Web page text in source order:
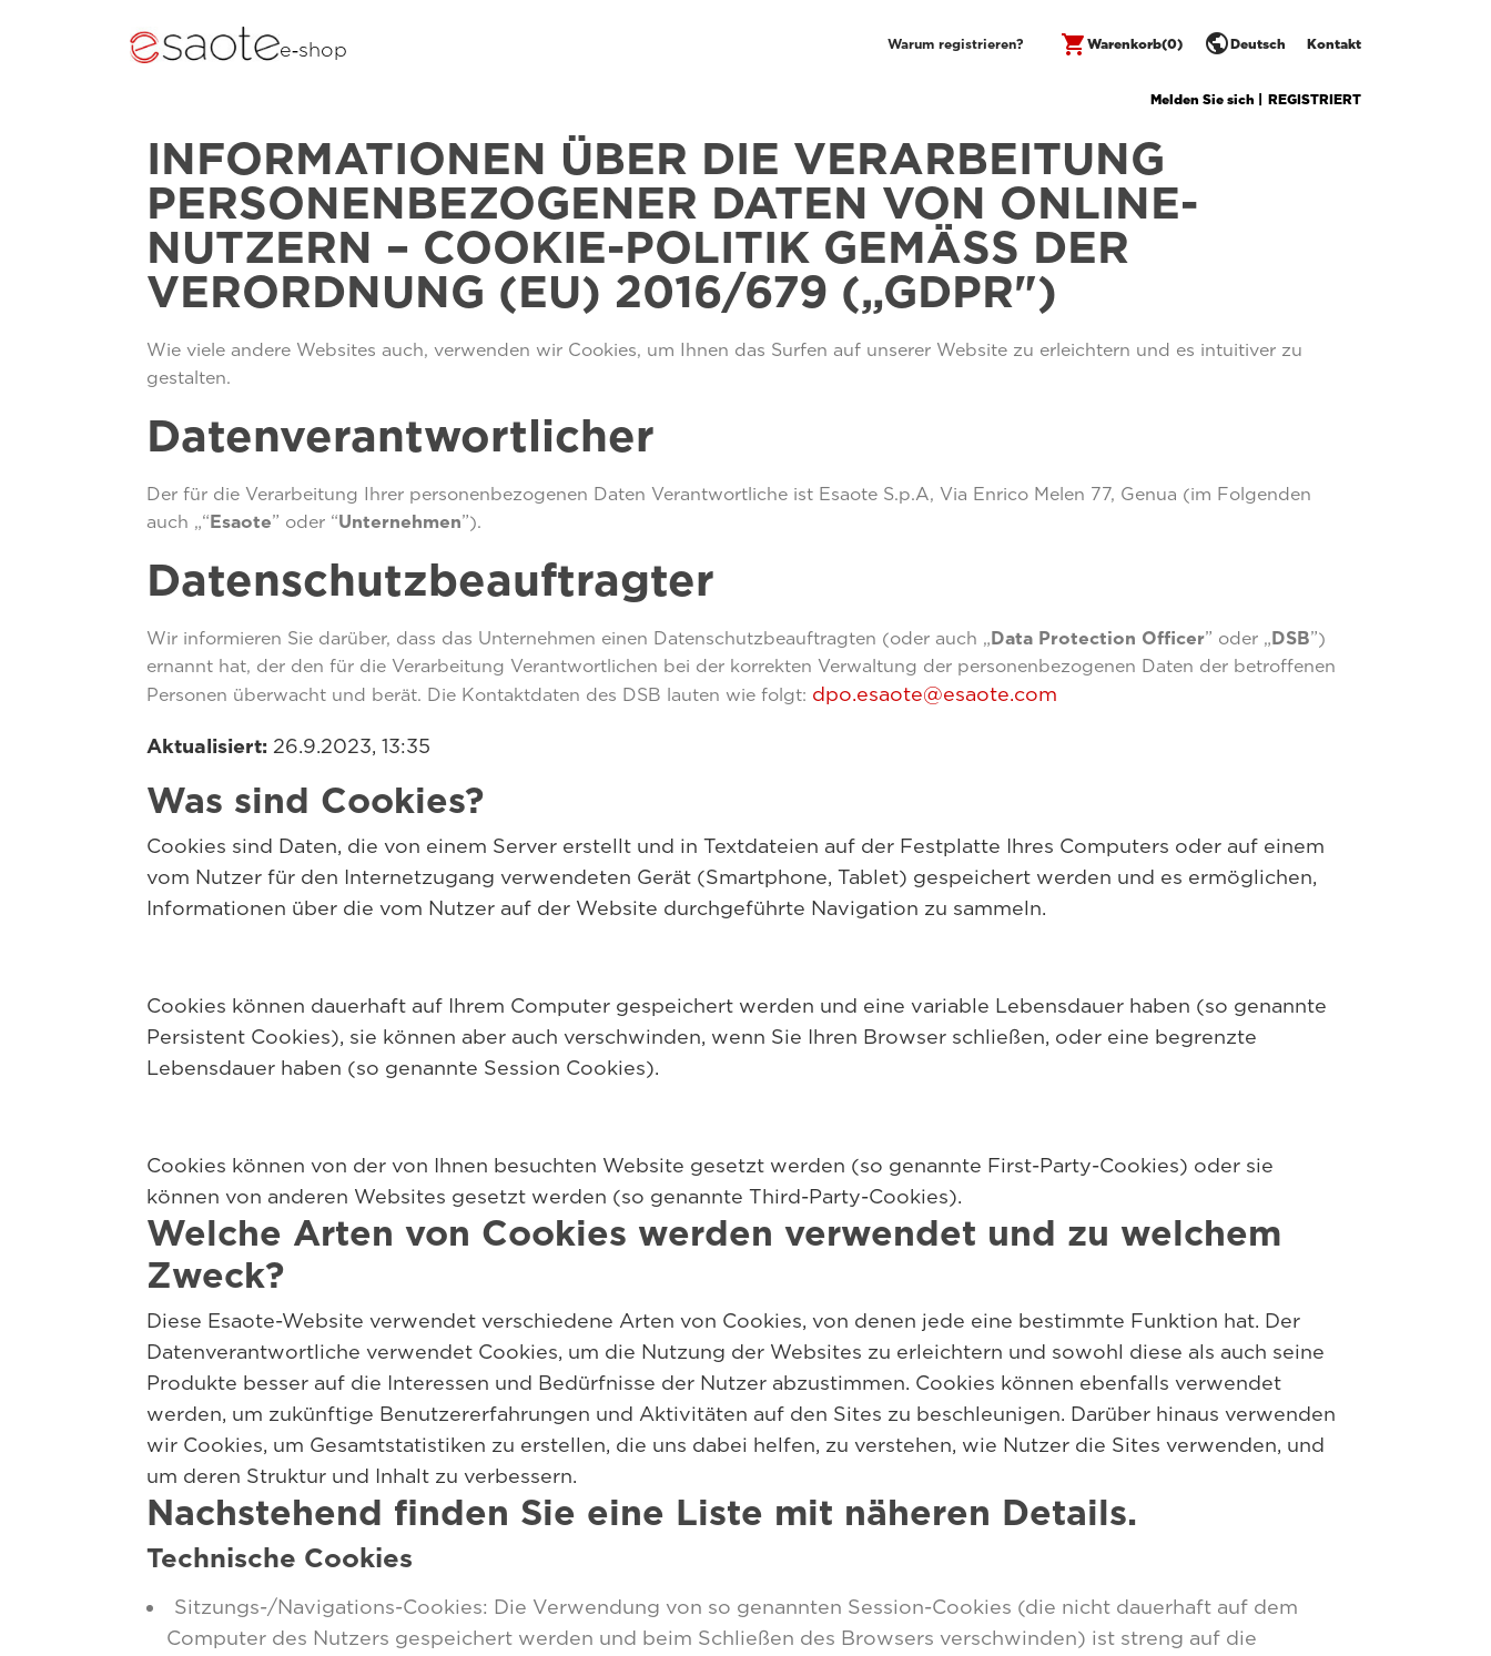
e‑shop Warum registrieren? Kontakt
publicDeutsch
shopping_cart Warenkorb(0)
Melden Sie sich | REGISTRIERT
INFORMATIONEN ÜBER DIE VERARBEITUNG
PERSONENBEZOGENER DATEN VON ONLINE-
NUTZERN – COOKIE-POLITIK GEMÄSS DER
VERORDNUNG (EU) 2016/679 („GDPR")
Wie viele andere Websites auch, verwenden wir Cookies, um Ihnen das Surfen auf unserer Website zu erleichtern und es intuitiver zu
gestalten.
Datenverantwortlicher
Der für die Verarbeitung Ihrer personenbezogenen Daten Verantwortliche ist Esaote S.p.A, Via Enrico Melen 77, Genua (im Folgenden
auch „“ Esaote” oder “Unternehmen”).
Datenschutzbeauftragter
Wir informieren Sie darüber, dass das Unternehmen einen Datenschutzbeauftragten (oder auch „ Data Protection Officer” oder „ DSB”)
ernannt hat, der den für die Verarbeitung Verantwortlichen bei der korrekten Verwaltung der personenbezogenen Daten der betroffenen
Personen überwacht und berät. Die Kontaktdaten des DSB lauten wie folgt: dpo.esaote@esaote.com
Aktualisiert: 26.9.2023, 13:35
Was sind Cookies?
Cookies sind Daten, die von einem Server erstellt und in Textdateien auf der Festplatte Ihres Computers oder auf einem
vom Nutzer für den Internetzugang verwendeten Gerät (Smartphone, Tablet) gespeichert werden und es ermöglichen,
Informationen über die vom Nutzer auf der Website durchgeführte Navigation zu sammeln.
Cookies können dauerhaft auf Ihrem Computer gespeichert werden und eine variable Lebensdauer haben (so genannte
Persistent Cookies), sie können aber auch verschwinden, wenn Sie Ihren Browser schließen, oder eine begrenzte
Lebensdauer haben (so genannte Session Cookies).
Cookies können von der von Ihnen besuchten Website gesetzt werden (so genannte First-Party-Cookies) oder sie
können von anderen Websites gesetzt werden (so genannte Third-Party-Cookies).
Welche Arten von Cookies werden verwendet und zu welchem
Zweck?
Diese Esaote-Website verwendet verschiedene Arten von Cookies, von denen jede eine bestimmte Funktion hat. Der
Datenverantwortliche verwendet Cookies, um die Nutzung der Websites zu erleichtern und sowohl diese als auch seine
Produkte besser auf die Interessen und Bedürfnisse der Nutzer abzustimmen. Cookies können ebenfalls verwendet
werden, um zukünftige Benutzererfahrungen und Aktivitäten auf den Sites zu beschleunigen. Darüber hinaus verwenden
wir Cookies, um Gesamtstatistiken zu erstellen, die uns dabei helfen, zu verstehen, wie Nutzer die Sites verwenden, und
um deren Struktur und Inhalt zu verbessern.
Nachstehend finden Sie eine Liste mit näheren Details.
Technische Cookies
Sitzungs-/Navigations-Cookies: Die Verwendung von so genannten Session-Cookies (die nicht dauerhaft auf dem
Computer des Nutzers gespeichert werden und beim Schließen des Browsers verschwinden) ist streng auf die